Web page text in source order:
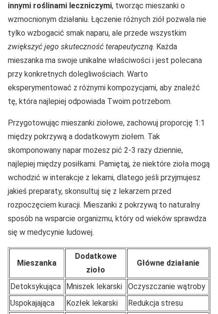
innymi roślinami leczniczymi, tworząc mieszanki o
wzmocnionym działaniu. Łączenie różnych ziół pozwala nie
tylko wzbogacić smak naparu, ale przede wszystkim
zwiększyć jego skuteczność terapeutyczną. Każda
mieszanka ma swoje unikalne właściwości i jest polecana
przy konkretnych dolegliwościach. Warto
eksperymentować z różnymi kompozycjami, aby znaleźć
tę, która najlepiej odpowiada Twoim potrzebom.
Przygotowując mieszanki ziołowe, zachowuj proporcję 1:1
między pokrzywą a dodatkowym ziołem. Tak
skomponowany napar możesz pić 2-3 razy dziennie,
najlepiej między posiłkami. Pamiętaj, że niektóre zioła mogą
wchodzić w interakcje z lekami, dlatego jeśli przyjmujesz
jakieś preparaty, skonsultuj się z lekarzem przed
rozpoczęciem kuracji. Mieszanki z pokrzywą to naturalny
sposób na wsparcie organizmu, który od wieków sprawdza
się w medycynie ludowej.
Mieszanka
Dodatkowe
zioło
Główne działanie
Detoksykująca Mniszek lekarski
Oczyszczanie wątroby
Uspokajająca
Kozłek lekarski
Redukcja stresu